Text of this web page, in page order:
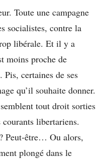
Toute une campagne
socialistes, contre la
libérale. Et il y a
moins proche de
Pis, certaines de ses
qu’il souhaite donner.
tout droit sorties
libertariens.
Peut-être… Ou alors,
plongé dans le